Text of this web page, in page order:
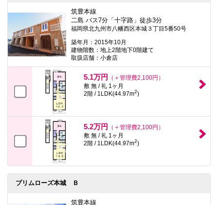
筑豊本線
二島 バス7分「十字路」徒歩3分
福岡県北九州市八幡西区本城３丁目5番50号
築年月：2015年10月
建物階数：地上2階地下0階建て
取扱店舗：小倉店
5.1万円
（＋管理費2,100円）
敷 無 / 礼 1ヶ月
2階 / 1LDK(44.97m2)
5.2万円
（＋管理費2,100円）
敷 無 / 礼 1ヶ月
2階 / 1LDK(44.97m2)
プリムローズ本城 Ｂ
筑豊本線